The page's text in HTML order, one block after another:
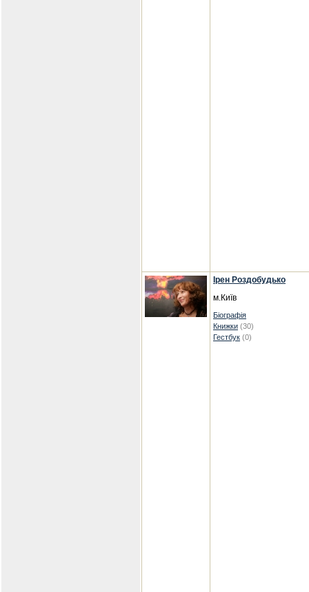
Ірен Роздобудько
м.Київ
Біографія
Книжки (30)
Гестбук (0)